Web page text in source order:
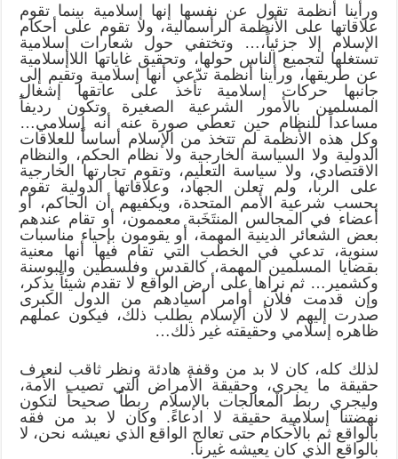
ورأينا أنظمة تقول عن نفسها إنها إسلامية بينما تقوم
علاقاتها على الأنظمة الرأسمالية، ولا تقوم على أحكام
الإسلام إلا جزئياً،… وتختفي حول شعارات إسلامية
تستغلها لتجميع الناس حولها، وتحقيق غاياتها اللاإسلامية
عن طريقها، ورأينا أنظمة تدّعي أنها إسلامية وتقيم إلى
جانبها حركات إسلامية تأخذ على عاتقها إشغال
المسلمين بالأمور الشرعية الصغيرة وتكون رديفاً
مساعداً للنظام حين تعطي صورة عنه أنه إسلامي…
وكل هذه الأنظمة لم تتخذ من الإسلام أساساً للعلاقات
الدولية ولا السياسة الخارجية ولا نظام الحكم، والنظام
الاقتصادي، ولا سياسة التعليم، وتقوم تجارتها الخارجية
على الربا، ولم تعلن الجهاد، وعلاقاتها الدولية تقوم
بحسب شرعية الأمم المتحدة، ويكفيهم أن الحاكم، أو
أعضاء في المجالس المنتَخَبة معممون، أو تقام عندهم
بعض الشعائر الدينية المهمة، أو يقومون بإحياء مناسبات
سنوية، تدعي في الخطب التي تقام فيها أنها معنية
بقضايا المسلمين المهمة، كالقدس وفلسطين والبوسنة
وكشمير… ثم نراها على أرض الواقع لا تقدم شيئاً يذكر،
وإن قدمت فلأن أوامر أسيادهم من الدول الكبرى
صدرت إليهم لا لأن الإسلام يطلب ذلك، فيكون عملهم
ظاهره إسلامي وحقيقته غير ذلك…
لذلك كله، كان لا بد من وقفة هادئة ونظر ثاقب لنعرف
حقيقة ما يجري، وحقيقة الأمراض التي تصيب الأمة،
وليجري ربط المعالجات بالإسلام ربطاً صحيحاً لتكون
نهضتنا إسلامية حقيقة لا ادعاءً. وكان لا بد من فقه
بالواقع ثم بالأحكام حتى تعالج الواقع الذي نعيشه نحن، لا
بالواقع الذي كان يعيشه غيرنا.